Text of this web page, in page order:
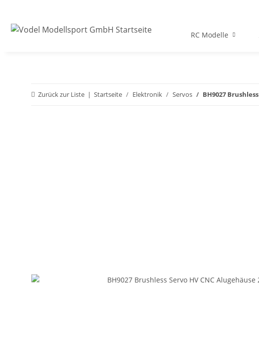
RC Modelle
Zurück zur Liste Startseite Elektronik Servos BH9027